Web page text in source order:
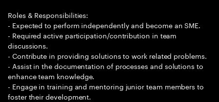
Roles & Responsibilities:
- Expected to perform independently and become an SME.
- Required active participation/contribution in team
discussions.
- Contribute in providing solutions to work related problems.
- Assist in the documentation of processes and solutions to
enhance team knowledge.
- Engage in training and mentoring junior team members to
foster their development.